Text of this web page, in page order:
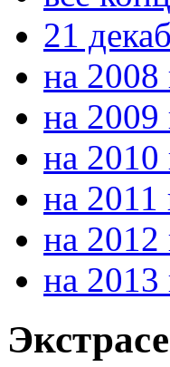
21
на 2008
на 2009
на 2010
на 2011
на 2012
на 2013